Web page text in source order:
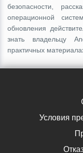
безопасности,
операционной
обновления
знать владельцу
практичных
Условия